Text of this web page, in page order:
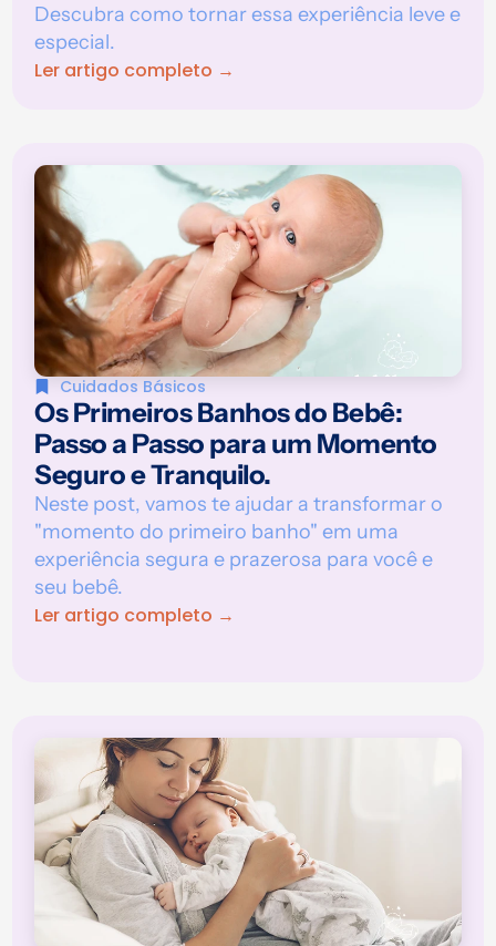
Descubra como tornar essa experiência leve e
especial.
Ler artigo completo →
Cuidados Básicos
Os Primeiros Banhos do Bebê:
Passo a Passo para um Momento
Seguro e Tranquilo.
Neste post, vamos te ajudar a transformar o
"momento do primeiro banho" em uma
experiência segura e prazerosa para você e
seu bebê.
Ler artigo completo →